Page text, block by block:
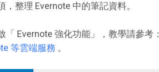
整理 Evernote 中的筆記資料。
Evernote 強化功能」，教學請參考：
等雲端服務 。